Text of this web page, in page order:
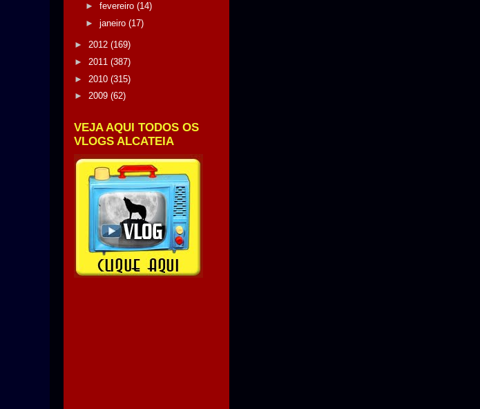
► fevereiro (14)
► janeiro (17)
► 2012 (169)
► 2011 (387)
► 2010 (315)
► 2009 (62)
VEJA AQUI TODOS OS
VLOGS ALCATEIA